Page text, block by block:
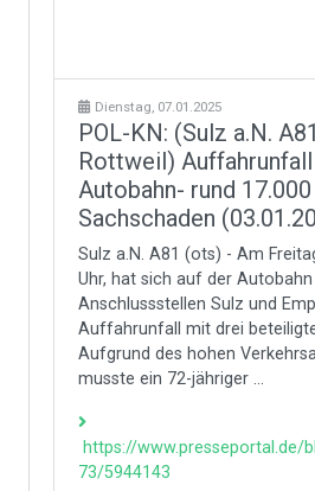
Dienstag, 07.01.2025
POL-KN: (Sulz a.N.
Rottweil)
Autobahn- rund
Sachschaden
Sulz a.N. A81 (ots) - Am
Uhr, hat sich auf der
Anschlussstellen Sulz und
Auffahrunfall mit drei
Aufgrund des hohen
musste ein 72-jähriger ...
https://www.presseportal.de/
73/5944143